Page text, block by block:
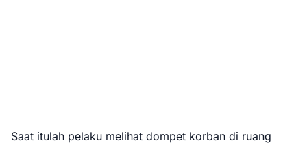
Saat itulah pelaku melihat dompet korban di ruang